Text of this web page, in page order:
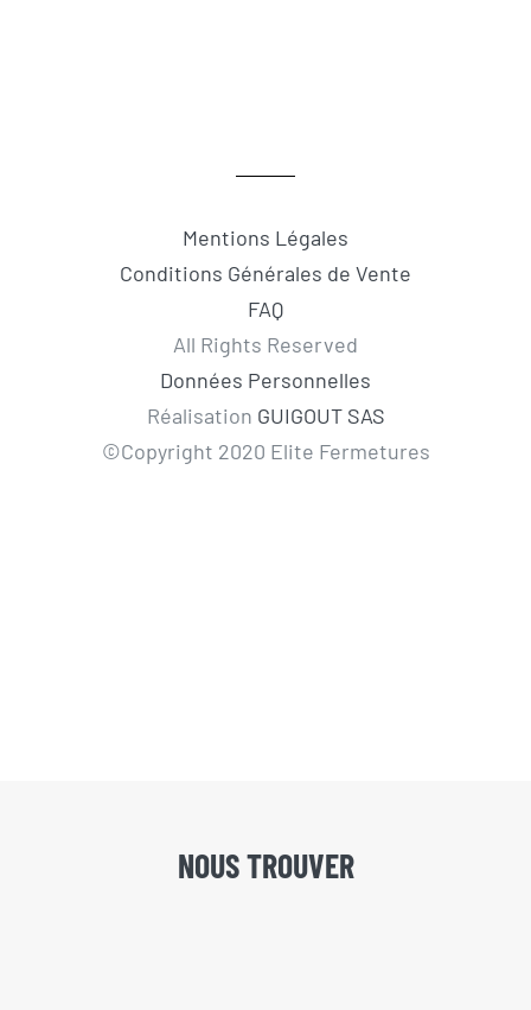
Mentions Légales
Conditions Générales de Vente
FAQ
All Rights Reserved
Données Personnelles
Réalisation GUIGOUT SAS
©Copyright 2020 Elite Fermetures
NOUS TROUVER